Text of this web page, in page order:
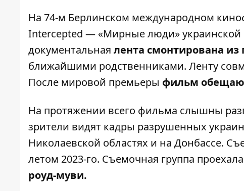
На 74-м Берлинском международном
Intercepted — «Мирные люди» украинской
документальная лента смонтирована из
ближайшими родственниками. Ленту
После мировой премьеры фильм
На протяжении всего фильма слышны
зрители видят кадры разрушенных
Николаевской областях и на Донбассе.
летом 2023-го. Съемочная группа
роуд-муви.